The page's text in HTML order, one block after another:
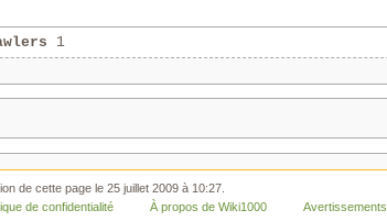
1
de cette page le 25 juillet 2009 à 10:27.
de confidentialité À propos de Wiki1000 Avertissements